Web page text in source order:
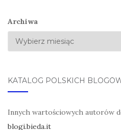
Archiwa
KATALOG POLSKICH
Innych wartościowych autorów
blogi.bieda.it